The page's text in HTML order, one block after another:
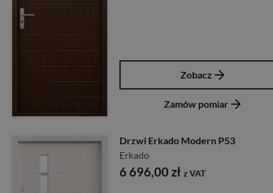
Zobacz
Zamów pomiar
Drzwi Erkado Modern P53
Erkado
6 696,00 zł z VAT